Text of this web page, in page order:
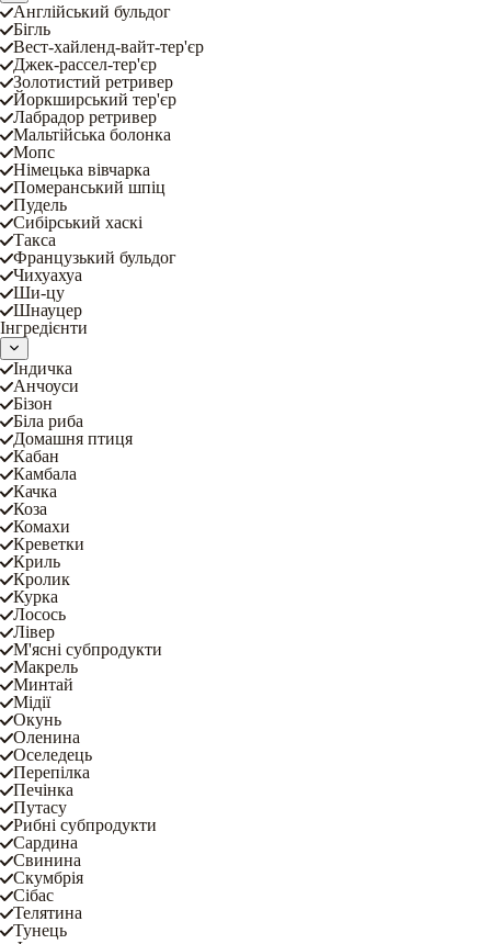
Англійський бульдог
Бігль
Вест-хайленд-вайт-тер'єр
Джек-рассел-тер'єр
Золотистий ретривер
Йоркширський тер'єр
Лабрадор ретривер
Мальтійська болонка
Мопс
Німецька вівчарка
Померанський шпіц
Пудель
Сибірський хаскі
Такса
Французький бульдог
Чихуахуа
Ши-цу
Шнауцер
Інгредієнти
Індичка
Анчоуси
Бізон
Біла риба
Домашня птиця
Кабан
Камбала
Качка
Коза
Комахи
Креветки
Криль
Кролик
Курка
Лосось
Лівер
М'ясні субпродукти
Макрель
Минтай
Мідії
Окунь
Оленина
Оселедець
Перепілка
Печінка
Путасу
Рибні субпродукти
Сардина
Свинина
Скумбрія
Сібас
Телятина
Тунець